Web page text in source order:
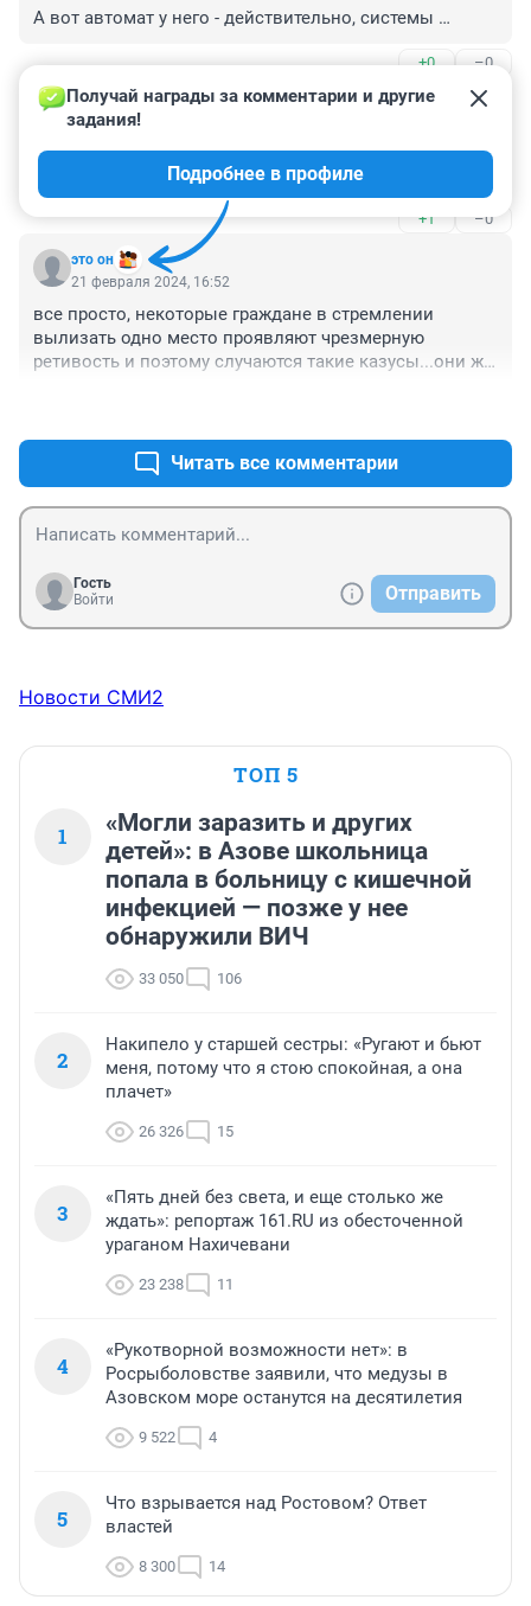
А вот автомат у него - действительно, системы
Калашниковым и поэтому называемый автоматом
Шмайссера-Калашникова.
+0 –0
Гость
21 февраля 2024, 18:39
Да нормально, главное - преемственность
прослеживается
+1 –0
это он
Получай награды за комментарии и другие
задания!
Подробнее в профиле
21 февраля 2024, 16:52
все просто, некоторые граждане в стремлении
вылизать одно место проявляют чрезмерную
ретивость и поэтому случаются такие казусы...они же
Читать все комментарии
Гость
Войти
Отправить
Новости СМИ2
ТОП 5
1
«Могли заразить и других
детей»: в Азове школьница
попала в больницу с кишечной
инфекцией — позже у нее
обнаружили ВИЧ
33 050 106
2
Накипело у старшей сестры: «Ругают и бьют
меня, потому что я стою спокойная, а она
плачет»
26 326 15
3
«Пять дней без света, и еще столько же
ждать»: репортаж 161.RU из обесточенной
ураганом Нахичевани
23 238 11
4
«Рукотворной возможности нет»: в
Росрыболовстве заявили, что медузы в
Азовском море останутся на десятилетия
9 522 4
5
Что взрывается над Ростовом? Ответ
властей
8 300 14